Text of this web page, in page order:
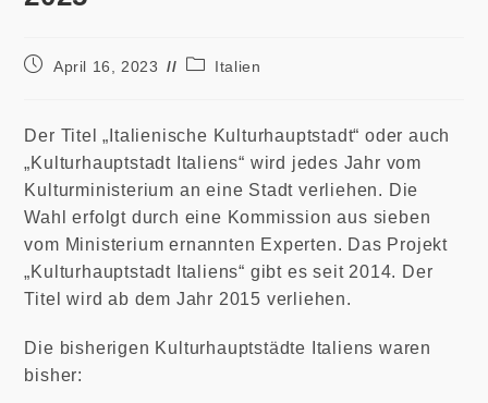
BeitragApril 16, 2023
Beitrags-
Italien
Der Titel „Italienische Kulturhauptstadt“ oder auch
„Kulturhauptstadt Italiens“ wird jedes Jahr vom
Kulturministerium an eine Stadt verliehen. Die
Wahl erfolgt durch eine Kommission aus sieben
vom Ministerium ernannten Experten. Das Projekt
„Kulturhauptstadt Italiens“ gibt es seit 2014. Der
Titel wird ab dem Jahr 2015 verliehen.
Die bisherigen Kulturhauptstädte Italiens waren
bisher: